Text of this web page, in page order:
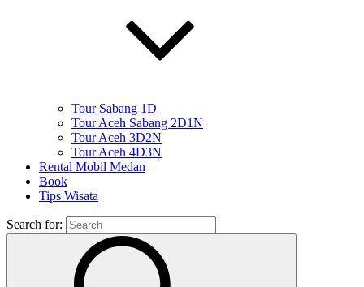
Tour Sabang 1D
Tour Aceh Sabang 2D1N
Tour Aceh 3D2N
Tour Aceh 4D3N
Rental Mobil Medan
Book
Tips Wisata
Search for: